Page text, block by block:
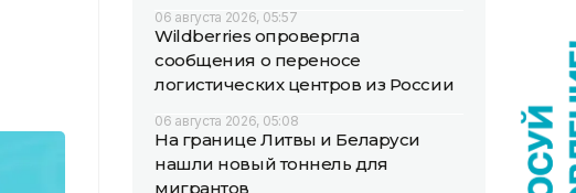
06 августа 2026, 05:57
Wildberries опровергла
сообщения о переносе
логистических центров из России
06 августа 2026, 05:08
На границе Литвы и Беларуси
нашли новый тоннель для
мигрантов